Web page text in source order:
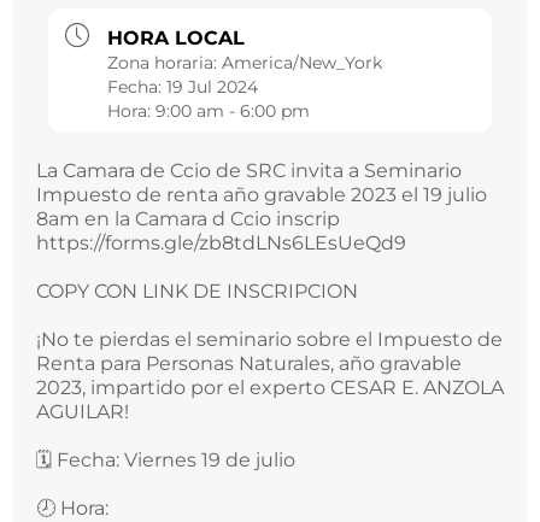
HORA LOCAL
Zona horaria: America/New_York
Fecha: 19 Jul 2024
Hora: 9:00 am - 6:00 pm
La Camara de Ccio de SRC invita a Seminario
Impuesto de renta año gravable 2023 el 19 julio
8am en la Camara d Ccio inscrip
https://forms.gle/zb8tdLNs6LEsUeQd9
COPY CON LINK DE INSCRIPCION
¡No te pierdas el seminario sobre el Impuesto de
Renta para Personas Naturales, año gravable
2023, impartido por el experto CESAR E. ANZOLA
AGUILAR!
🗓️ Fecha: Viernes 19 de julio
🕗 Hora: